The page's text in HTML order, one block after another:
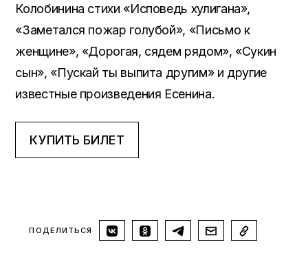
Колобинина стихи «Исповедь хулигана»,
«Заметался пожар голубой», «Письмо к
женщине», «Дорогая, сядем рядом», «Сукин
сын», «Пускай ты выпита другим» и другие
известные произведения Есенина.
КУПИТЬ БИЛЕТ
ПОДЕЛИТЬСЯ